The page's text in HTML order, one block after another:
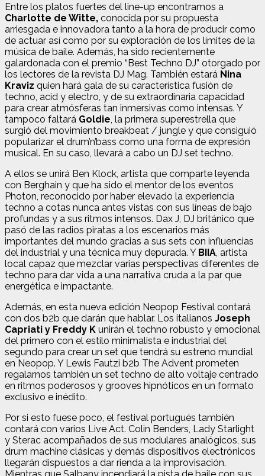
Entre los platos fuertes del line-up encontramos a
Charlotte de Witte, conocida por su propuesta
arriesgada e innovadora tanto a la hora de producir como
de actuar así como por su exploración de los límites de la
música de baile. Además, ha sido recientemente
galardonada con el premio “Best Techno DJ” otorgado por
los lectores de la revista DJ Mag. También estará Nina
Kraviz quien hará gala de su característica fusión de
techno, acid y electro, y de su extraordinaria capacidad
para crear atmósferas tan inmersivas como intensas. Y
tampoco faltará Goldie, la primera superestrella que
surgió del movimiento breakbeat / jungle y que consiguió
popularizar el drum’n’bass como una forma de expresión
musical. En su caso, llevará a cabo un DJ set techno.
A ellos se unirá Ben Klock, artista que comparte leyenda
con Berghain y que ha sido el mentor de los eventos
Photon, reconocido por haber elevado la experiencia
techno a cotas nunca antes vistas con sus líneas de bajo
profundas y a sus ritmos intensos. Dax J, DJ británico que
pasó de las radios piratas a los escenarios más
importantes del mundo gracias a sus sets con influencias
del industrial y una técnica muy depurada. Y BIIA, artista
local capaz que mezclar varias perspectivas diferentes de
techno para dar vida a una narrativa cruda a la par que
energética e impactante.
Además, en esta nueva edición Neopop Festival contará
con dos b2b que darán que hablar. Los italianos Joseph
Capriati y Freddy K unirán el techno robusto y emocional
del primero con el estilo minimalista e industrial del
segundo para crear un set que tendrá su estreno mundial
en Neopop. Y Lewis Fautzi b2b The Advent prometen
regalarnos también un set techno de alto voltaje centrado
en ritmos poderosos y grooves hipnóticos en un formato
exclusivo e inédito.
Por si esto fuese poco, el festival portugués también
contará con varios Live Act. Colin Benders, Lady Starlight
y Sterac acompañados de sus modulares analógicos, sus
drum machine clásicas y demás dispositivos electrónicos
llegarán dispuestos a dar rienda a la improvisación.